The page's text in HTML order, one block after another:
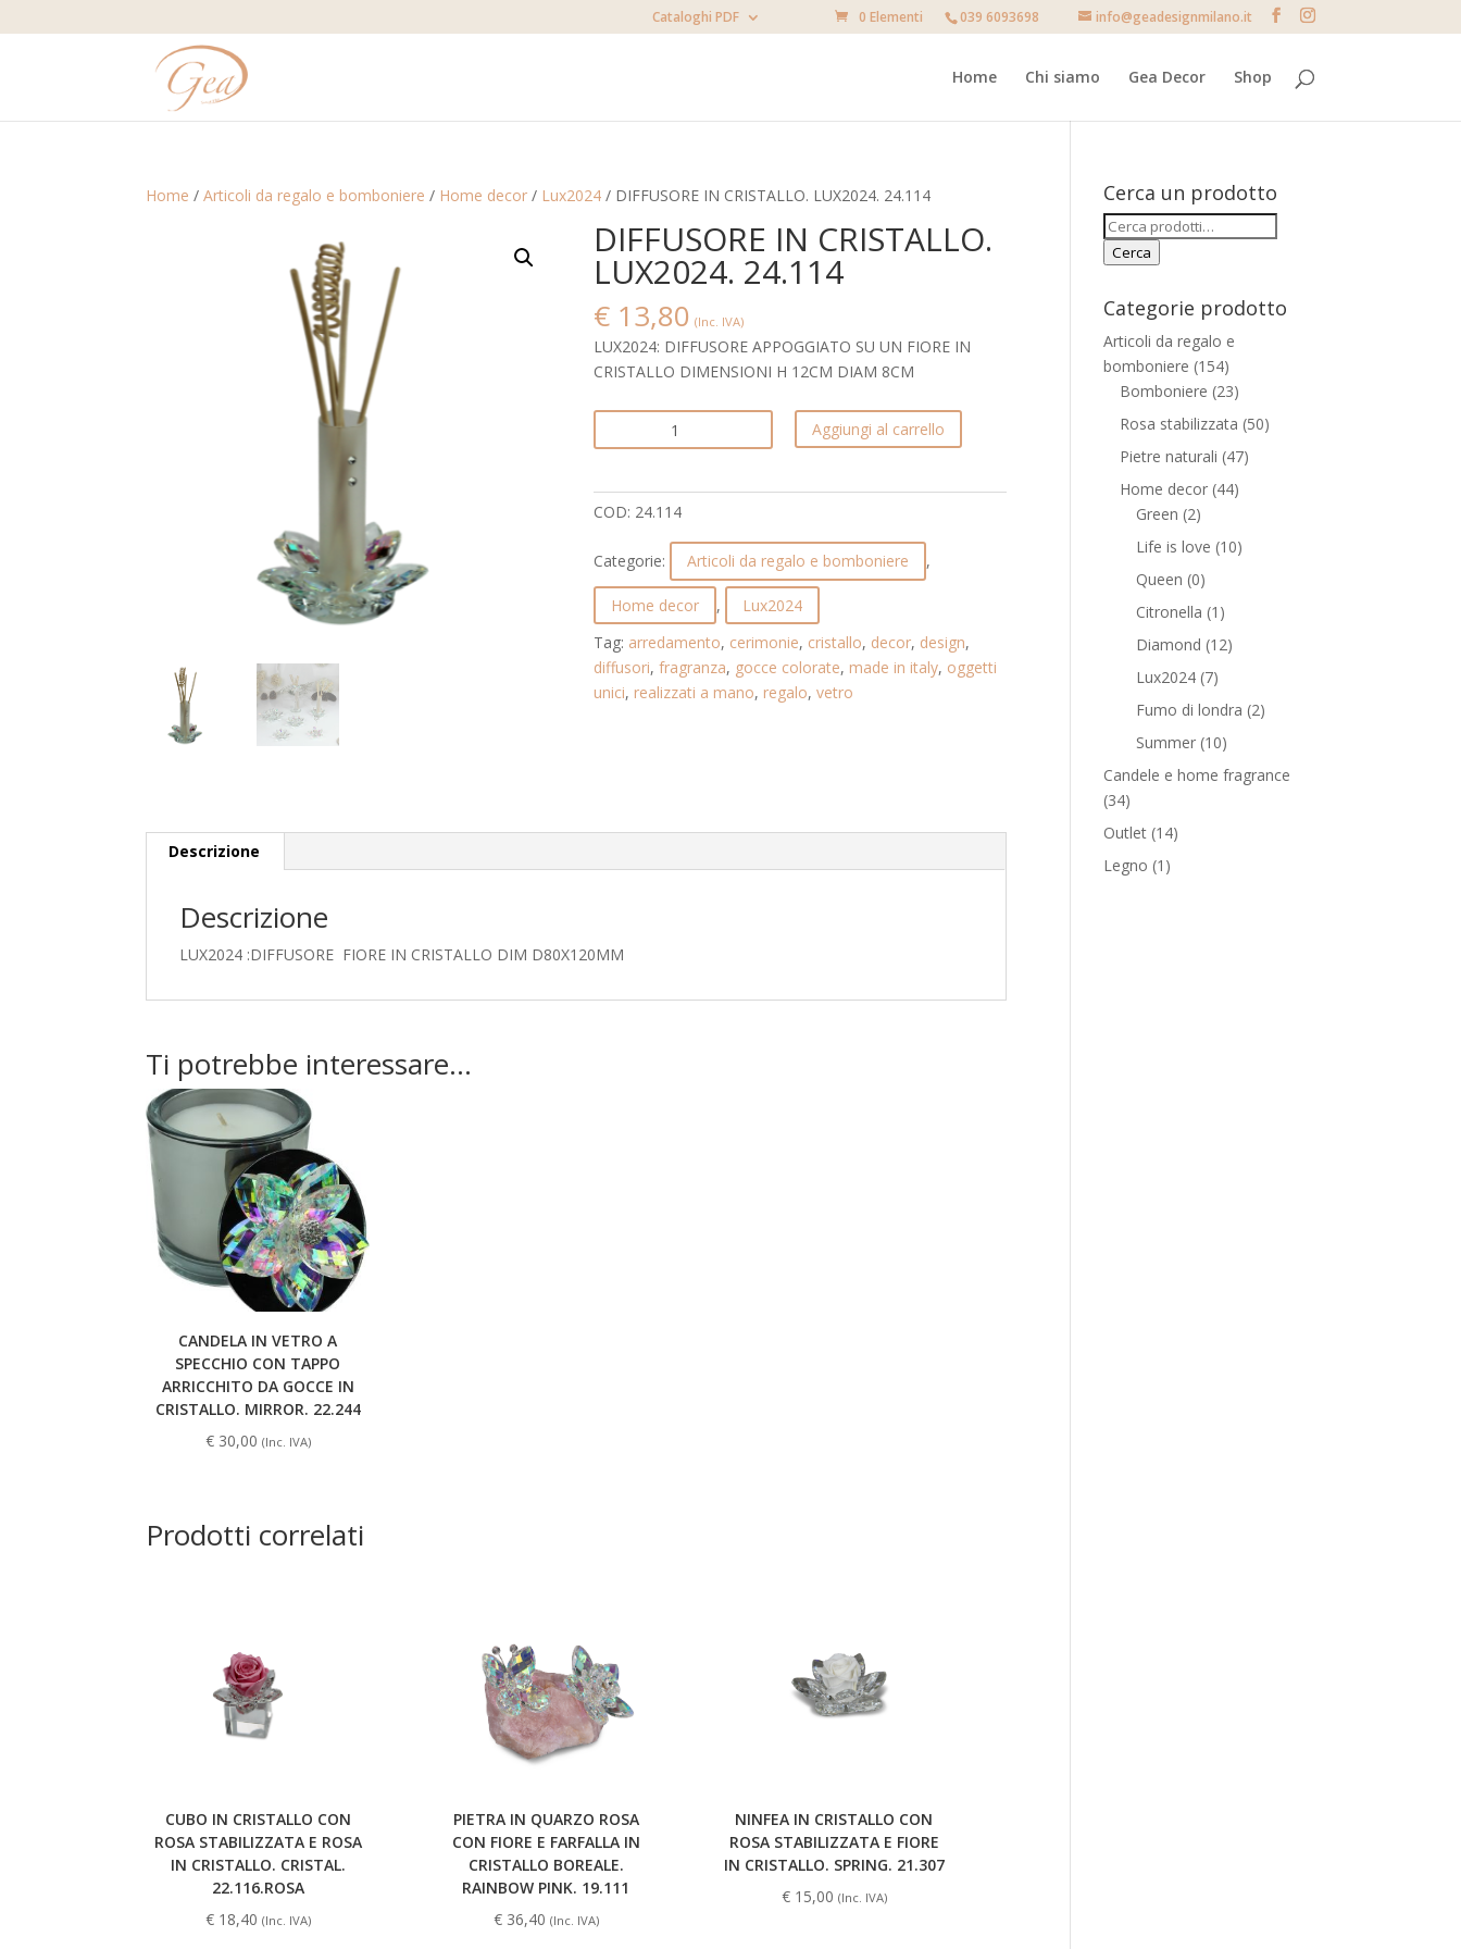
039 6093698 info@geadesignmilano.it
Cataloghi PDF 0 Elementi
Home Chi siamo Gea Decor Shop
Home /Articoli da regalo e bomboniere / Home decor / Lux2024 / DIFFUSORE IN CRISTALLO. LUX2024. 24.114
DIFFUSORE IN CRISTALLO.
LUX2024. 24.114
€ 13,80 (Inc. IVA)
LUX2024: DIFFUSORE APPOGGIATO SU UN FIORE IN
CRISTALLO DIMENSIONI H 12CM DIAM 8CM
DIFFUSORE
IN
LUX2024.
24.114
Aggiungi al carrello
COD: 24.114
Categorie: Articoli da regalo e bomboniere ,
Home decor ,
Lux2024
Tag: arredamento, cerimonie, cristallo, decor, design,
diffusori,fragranza, gocce colorate, made in italy, oggetti
unici, realizzati a mano, regalo,vetro
Descrizione
Descrizione
LUX2024 :DIFFUSORE FIORE IN CRISTALLO DIM D80X120MM
Ti potrebbe interessare…
CANDELA IN VETRO A
SPECCHIO CON TAPPO
ARRICCHITO DA GOCCE IN
CRISTALLO. MIRROR. 22.244
€30,00 (Inc. IVA)
Prodotti correlati
CUBO IN CRISTALLO CON
ROSA STABILIZZATA E ROSA
IN CRISTALLO. CRISTAL.
22.116.ROSA
€18,40 (Inc. IVA)
PIETRA IN QUARZO ROSA
CON FIORE E FARFALLA IN
CRISTALLO BOREALE.
RAINBOW PINK. 19.111
€36,40 (Inc. IVA)
NINFEA IN CRISTALLO CON
ROSA STABILIZZATA E FIORE
IN CRISTALLO. SPRING. 21.307
€15,00 (Inc. IVA)
Cerca un prodotto
Cerca:
Cerca
Categorie prodotto
Articoli da regalo e
bomboniere (154)
Bomboniere (23)
Rosa stabilizzata (50)
Pietre naturali (47)
Home decor (44)
Green (2)
Life is love (10)
Queen (0)
Citronella (1)
Diamond (12)
Lux2024 (7)
Fumo di londra (2)
Summer (10)
Candele e home fragrance
(34)
Outlet (14)
Legno (1)